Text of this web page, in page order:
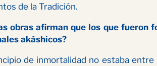
de la Tradición.
obras afirman que los que fueron
akáshicos?
de inmortalidad no estaba